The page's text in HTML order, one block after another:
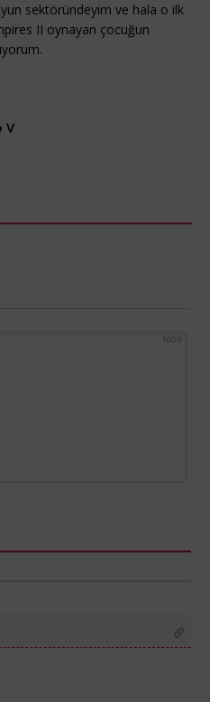
sektöründeyim ve hala o ilk
II oynayan çocuğun
V
1000